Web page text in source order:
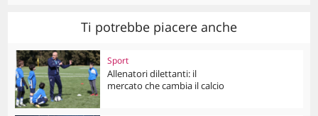
Ti potrebbe piacere anche
Sport
Allenatori dilettanti: il
mercato che cambia il calcio